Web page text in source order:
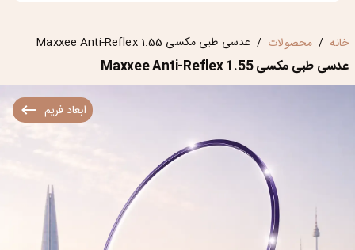
خانه / محصولات / عدسی طبی مکسی Maxxee Anti-Reflex 1.55
عدسی طبی مکسی Maxxee Anti-Reflex 1.55
ابعاد فریم